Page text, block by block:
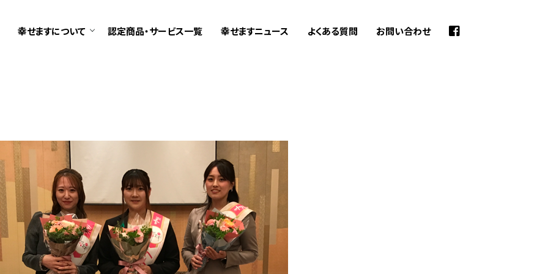
幸せますについて 認定商品・サービス一覧 幸せますニュース よくある質問 お問い合わせ